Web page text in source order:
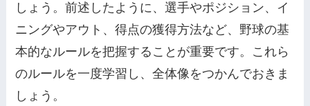
しょう。前述したように、選手やポジション、イ
ニングやアウト、得点の獲得方法など、野球の基
本的なルールを把握することが重要です。これら
のルールを一度学習し、全体像をつかんでおきま
しょう。